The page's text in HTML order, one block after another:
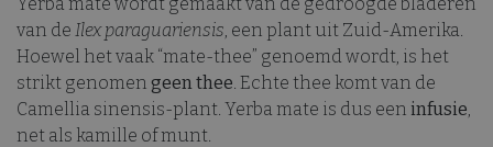
van de Ilex paraguariensis, een plant uit Zuid-Amerika.
Hoewel het vaak “mate-thee” genoemd wordt, is het
strikt genomen geen thee. Echte thee komt van de
Camellia sinensis-plant. Yerba mate is dus een infusie,
net als kamille of munt.